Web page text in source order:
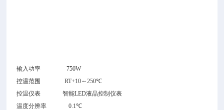
输入功率
750W
控温范围
RT+10～250℃
控温仪表
智能LED液晶控制仪表
温度分辨率
0.1℃